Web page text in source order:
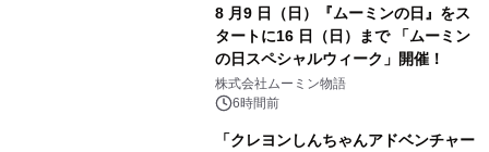
8 月9 日（日）『ムーミンの日』をス
タートに16 日（日）まで 「ムーミン
の日スペシャルウィーク」開催！
株式会社ムーミン物語
6時間前
「クレヨンしんちゃんアドベンチャー